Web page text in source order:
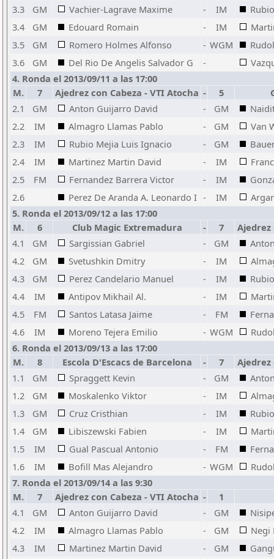
3.3 GM Vachier-Lagrave Maxime - IM
3.4
GM Edouard Romain - IM
3.5
GM Romero Holmes Alfonso - WGM
3.6
GM Del Rio De Angelis Salvador G -
4. Ronda el 2013/09/11 a las 17:00
M.
7 Ajedrez con Cabeza - VTI Atocha - 5
2.1
GM Anton Guijarro David - GM
2.2
IM Almagro Llamas Pablo - GM
Van
2.3
IM Rubio Mejia Luis Ignacio - GM
2.4
IM Martinez Martin David - IM
2.5
FM Fernandez Barrera Victor - IM
2.6
Perez De Aranda A. Leonardo I - IM
5. Ronda el 2013/09/12 a las 17:00
M.
6 Club Magic Extremadura - 7
Ajedrez
4.1
GM Sargissian Gabriel - GM
4.2
GM Svetushkin Dmitry - IM
4.3
GM Perez Candelario Manuel - IM
4.4
IM Antipov Mikhail Al. - IM
4.5
FM Santos Latasa Jaime - FM
4.6
IM Moreno Tejera Emilio - WGM
6. Ronda el 2013/09/13 a las 17:00
M.
8 Escola D'Escacs de Barcelona - 7
Ajedrez
1.1
GM Spraggett Kevin - GM
1.2
GM Moskalenko Viktor - IM
1.3
GM Cruz Cristhian - IM
1.4
GM Libiszewski Fabien - IM
1.5
IM Gual Pascual Antonio - FM
1.6
IM Bofill Mas Alejandro - WGM
7. Ronda el 2013/09/14 a las 9:30
M.
7 Ajedrez con Cabeza - VTI Atocha -
1
4.1
GM Anton Guijarro David - GM
4.2
IM Almagro Llamas Pablo - GM
Negi
4.3
IM Martinez Martin David - GM